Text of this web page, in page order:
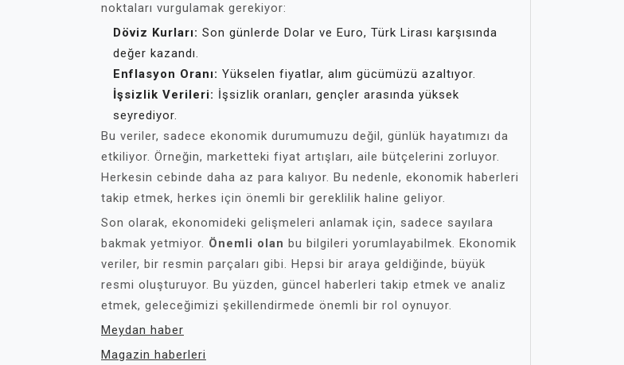
noktaları vurgulamak gerekiyor:
Döviz Kurları: Son günlerde Dolar ve Euro, Türk Lirası karşısında
değer kazandı.
Enflasyon Oranı: Yükselen fiyatlar, alım gücümüzü azaltıyor.
İşsizlik Verileri: İşsizlik oranları, gençler arasında yüksek
seyrediyor.
Bu veriler, sadece ekonomik durumumuzu değil, günlük hayatımızı da
etkiliyor. Örneğin, marketteki fiyat artışları, aile bütçelerini zorluyor.
Herkesin cebinde daha az para kalıyor. Bu nedenle, ekonomik haberleri
takip etmek, herkes için önemli bir gereklilik haline geliyor.
Son olarak, ekonomideki gelişmeleri anlamak için, sadece sayılara
bakmak yetmiyor. Önemli olan bu bilgileri yorumlayabilmek. Ekonomik
veriler, bir resmin parçaları gibi. Hepsi bir araya geldiğinde, büyük
resmi oluşturuyor. Bu yüzden, güncel haberleri takip etmek ve analiz
etmek, geleceğimizi şekillendirmede önemli bir rol oynuyor.
Meydan haber
Magazin haberleri